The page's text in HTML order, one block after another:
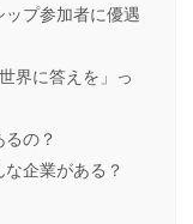
プ参加者に優遇
界に答えを」っ
の？
企業がある？